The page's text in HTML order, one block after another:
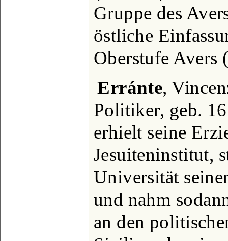
Gruppe des
östliche
Oberstufe Avers
Erránte,
Politiker, geb.
erhielt seine
Jesuiteninstitut,
Universität
und nahm
an den